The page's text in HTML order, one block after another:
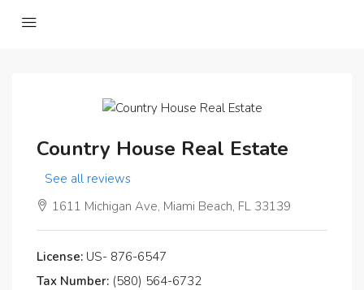
Country House Real Estate
See all reviews
1611 Michigan Ave, Miami Beach, FL 33139
License: US- 876-6547
Tax Number: (580) 564-6732